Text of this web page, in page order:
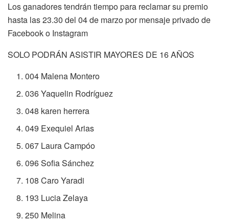
Los ganadores tendrán tiempo para reclamar su premio
hasta las 23.30 del 04 de marzo por mensaje privado de
Facebook o Instagram
SOLO PODRÁN ASISTIR MAYORES DE 16 AÑOS
004 Malena Montero
036 Yaquelin Rodríguez
048 karen herrera
049 Exequiel Arias
067 Laura Campóo
096 Sofia Sánchez
108 Caro Yaradi
193 Lucia Zelaya
250 Melina